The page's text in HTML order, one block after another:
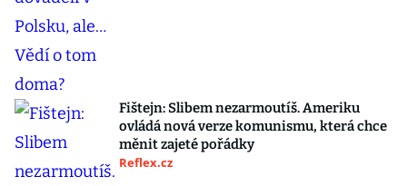
Fištejn: Slibem nezarmoutíš. Ameriku
ovládá nová verze komunismu, která chce
měnit zajeté pořádky
Reflex.cz